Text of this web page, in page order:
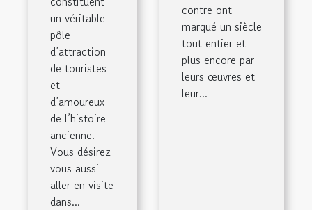
un véritable
pôle
d’attraction
de touristes
et
d’amoureux
de l’histoire
ancienne.
Vous désirez
vous aussi
aller en visite
dans...
contre ont
marqué un siècle
tout entier et
plus encore par
leurs œuvres et
leur...